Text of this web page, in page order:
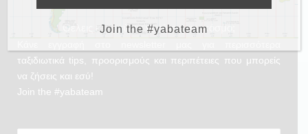
Θέλεις και εσύ να γυρίσεις τον κόσμο;
ταξιδιωτικά tips, προορισμούς και περιπέτειες που μπορείς
να ζήσεις και εσύ!
Join the #yabateam
Join the #yabateam